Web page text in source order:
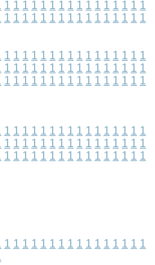
1 1 1 1 1 1 1 1 1 1 1 1 1 1 1 1
1 1 1 1 1 1 1 1 1 1 1 1 1 1 1 1
1 1 1 1 1 1 1 1 1 1 1 1 1 1 1 1
1 1 1 1 1 1 1 1 1 1 1 1 1 1 1 1
1 1 1 1 1 1 1 1 1 1 1 1 1 1 1 1
1 1 1 1 1 1 1 1 1 1 1 1 1 1 1 1
1 1 1 1 1 1 1 1 1 1 1 1 1 1 1 1
1 1 1 1 1 1 1 1 1 1 1 1 1 1 1 1
1 1 1 1 1 1 1 1 1 1 1 1 1 1 1 1